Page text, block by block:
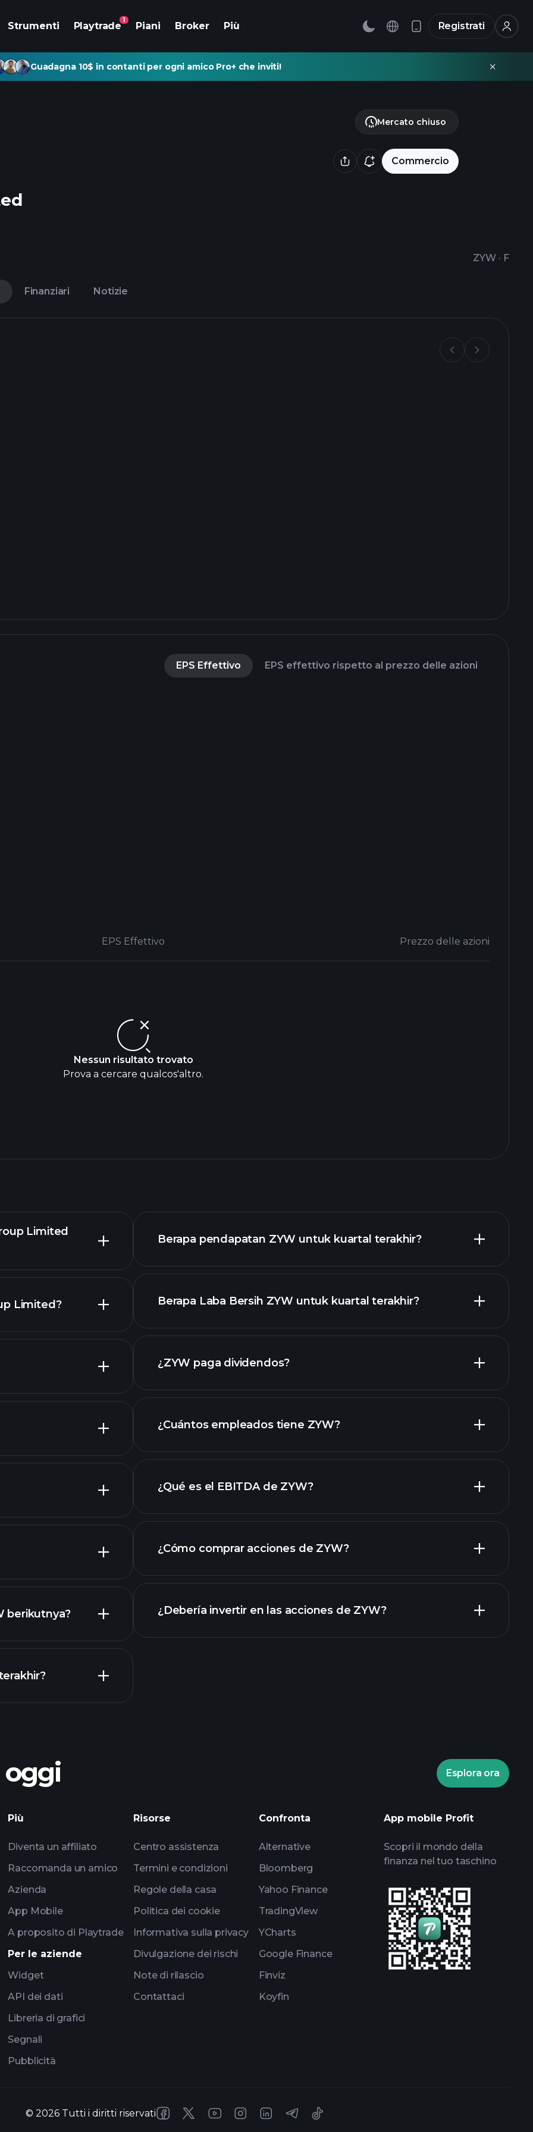
Strumenti Playtrade
1
Piani Broker Più Registrati
Guadagna 10$ in contanti per ogni amico Pro+ che inviti!
Commercio
ZYW · F
Mercato chiuso
Finanziari Notizie
EPS Effettivo EPS effettivo rispetto al prezzo delle azioni
EPS Effettivo Prezzo delle azioni
Nessun risultato trovato
Prova a cercare qualcos'altro.
Limited
grafik lanjutan
Limited?
grafik
berikutnya?
Kalender
ZYW
Berapa pendapatan ZYW untuk kuartal terakhir?
laporan keuangan ZYW
Berapa Laba Bersih ZYW untuk kuartal terakhir?
laporan keuangan ZYW
¿ZYW paga dividendos?
acciones de alto dividendo
¿Cuántos empleados tiene ZYW?
¿Qué es el EBITDA de ZYW?
rapporti finanziari
¿Cómo comprar acciones de ZYW?
¿Debería invertir en las acciones de ZYW?
torneos
impulsados por IA
listas de seguimiento
Esplora ora
Più
Diventa un affiliato
Raccomanda un amico
Azienda
App Mobile
A proposito di Playtrade
Per le aziende
Widget
API dei dati
Libreria di grafici
Segnali
Pubblicità
Risorse
Centro assistenza
Termini e condizioni
Regole della casa
Politica dei cookie
Informativa sulla privacy
Divulgazione dei rischi
Note di rilascio
Contattaci
Confronta
Alternative
Bloomberg
Yahoo Finance
TradingView
YCharts
Google Finance
Finviz
Koyfin
App mobile Profit
Scopri il mondo della
finanza nel tuo taschino
© 2026 Tutti i diritti riservati